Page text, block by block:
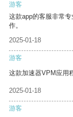
游客
这款app的客服非常
作。
2025-01-18
游客
这款加速器VPM应用
2025-01-18
游客